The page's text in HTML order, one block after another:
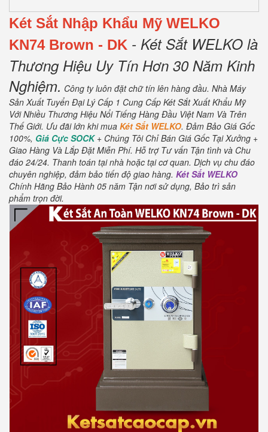
Két Sắt Nhập Khẩu Mỹ WELKO
KN74 Brown - DK - Két Sắt WELKO là
Thương Hiệu Uy Tín Hơn 30 Năm Kinh
Nghiệm. Công ty luôn đặt chữ tín lên hàng đầu. Nhà Máy
Sản Xuất Tuyển Đại Lý Cấp 1 Cung Cấp Két Sắt Xuất Khẩu Mỹ
Với Nhiều Thương Hiệu Nổi Tiếng Hàng Đầu Việt Nam Và Trên
Thế Giới. Ưu đãi lớn khi mua Két Sắt WELKO. Đảm Bảo Giá Gốc
100%, Giá Cực SOCK+ Chúng Tôi Chỉ Bán Giá Gốc Tại Xưởng +
Giao Hàng Và Lắp Đặt Miễn Phí. Hỗ trợ Tư vấn Tận tình và Chu
đáo 24/24. Thanh toán tại nhà hoặc tại cơ quan. Dịch vụ chu đáo
chuyên nghiệp, đảm bảo tiến độ giao hàng. Két Sắt WELKO
Chính Hãng Bảo Hành 05 năm Tận nơi sử dụng, Bảo trì sản
phẩm trọn đời.